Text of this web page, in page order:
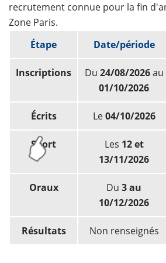
recrutement connue pour la fin
Zone Paris.
Étape
Date/période
Inscriptions Du 24/08/2026au
01/10/2026
Écrits Le04/10/2026
Sport Les 12 et
13/11/2026
Oraux Du 3 au
10/12/2026
Résultats Non renseignés